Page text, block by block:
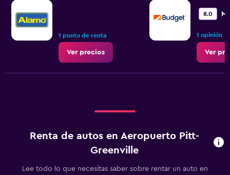
1 punto de renta
Ver precios
8.0
1 opinión
Ver
Renta de autos en Aeropuerto Pitt-
Greenville
Lee todo lo que necesitas saber sobre rentar un auto en